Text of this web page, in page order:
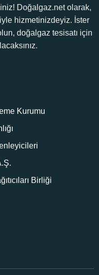
Doğalgaz.net olarak,
hizmetinizdeyiz. İster
doğalgaz tesisatı için
Kurumu
Birliği